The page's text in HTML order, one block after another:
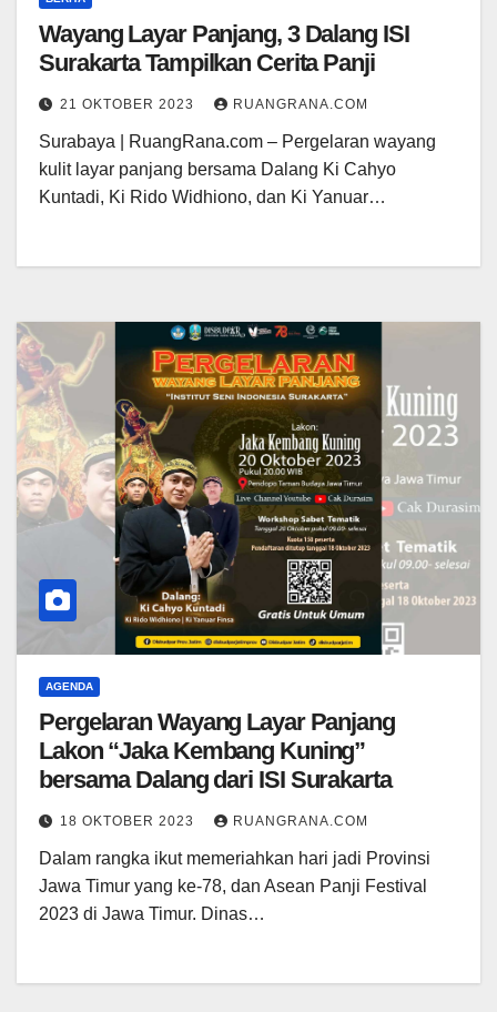
Wayang Layar Panjang, 3 Dalang ISI
Surakarta Tampilkan Cerita Panji
21 OKTOBER 2023 RUANGRANA.COM
Surabaya | RuangRana.com – Pergelaran wayang
kulit layar panjang bersama Dalang Ki Cahyo
Kuntadi, Ki Rido Widhiono, dan Ki Yanuar…
AGENDA
Pergelaran Wayang Layar Panjang
Lakon “Jaka Kembang Kuning”
bersama Dalang dari ISI Surakarta
18 OKTOBER 2023 RUANGRANA.COM
Dalam rangka ikut memeriahkan hari jadi Provinsi
Jawa Timur yang ke-78, dan Asean Panji Festival
2023 di Jawa Timur. Dinas…